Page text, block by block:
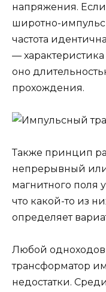
напряжения. Если
широтно-
частота
—
оно
прохождения.
Также принцип
непрерывный
магнитного поля
что какой-то из
определяет
Любой
трансформатор
недостатки.